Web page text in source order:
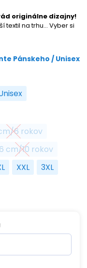
originálne dizajny!
textil na trhu… Vyber si
Pánskeho / Unisex
/ Unisex
6 rokov
122 cm/6 rokov
cm/10 rokov
146 cm/10 rokov
XL XXL
XXL 3XL
3XL